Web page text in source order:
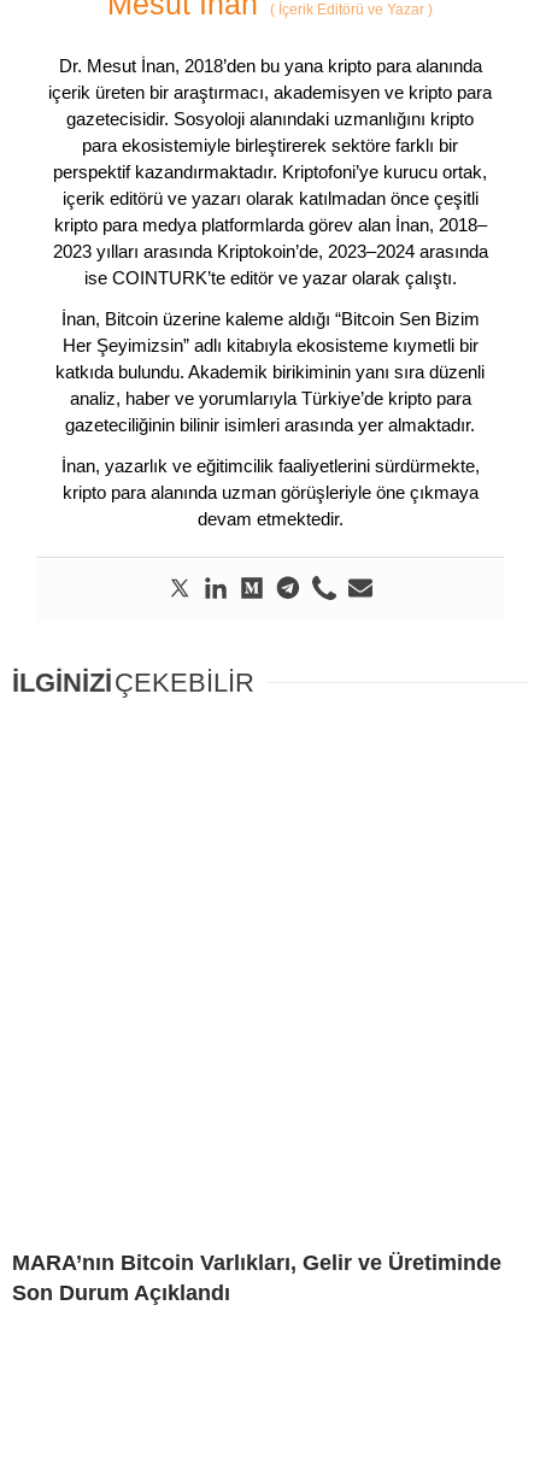
( İçerik Editörü ve Yazar )
Dr. Mesut İnan, 2018’den bu yana kripto para alanında
içerik üreten bir araştırmacı, akademisyen ve kripto para
gazetecisidir. Sosyoloji alanındaki uzmanlığını kripto
para ekosistemiyle birleştirerek sektöre farklı bir
perspektif kazandırmaktadır. Kriptofoni’ye kurucu ortak,
içerik editörü ve yazarı olarak katılmadan önce çeşitli
kripto para medya platformlarda görev alan İnan, 2018–
2023 yılları arasında Kriptokoin’de, 2023–2024 arasında
ise COINTURK’te editör ve yazar olarak çalıştı.
İnan, Bitcoin üzerine kaleme aldığı “Bitcoin Sen Bizim
Her Şeyimizsin” adlı kitabıyla ekosisteme kıymetli bir
katkıda bulundu. Akademik birikiminin yanı sıra düzenli
analiz, haber ve yorumlarıyla Türkiye’de kripto para
gazeteciliğinin bilinir isimleri arasında yer almaktadır.
İnan, yazarlık ve eğitimcilik faaliyetlerini sürdürmekte,
kripto para alanında uzman görüşleriyle öne çıkmaya
devam etmektedir.
İLGİNİZİÇEKEBİLİR
MARA’nın Bitcoin Varlıkları, Gelir ve Üretiminde
Son Durum Açıklandı